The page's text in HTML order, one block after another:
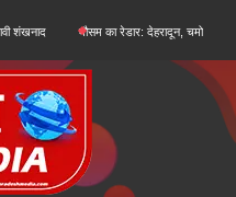
मौसम का रेडार: देहरादून, चमोली और बागेश्वर